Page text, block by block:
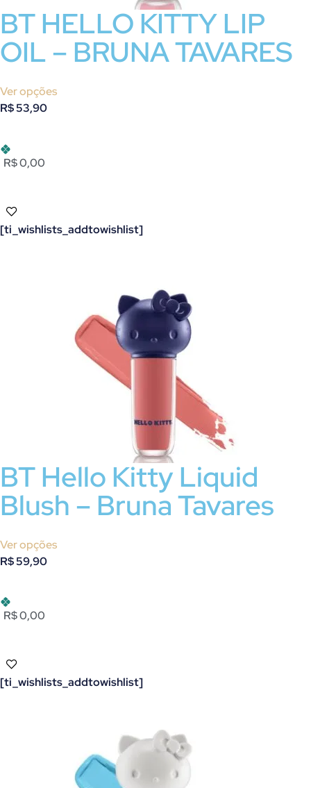
BT HELLO KITTY LIP
OIL – BRUNA TAVARES
Ver opções
R$53,90
R$ 0,00
[ti_wishlists_addtowishlist]
BT Hello Kitty Liquid
Blush – Bruna Tavares
Ver opções
R$59,90
R$ 0,00
[ti_wishlists_addtowishlist]